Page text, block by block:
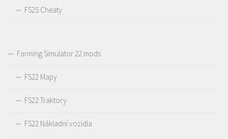
FS25 Cheaty
Farming Simulator 22 mods
FS22 Mapy
FS22 Traktory
FS22 Nákladní vozidla